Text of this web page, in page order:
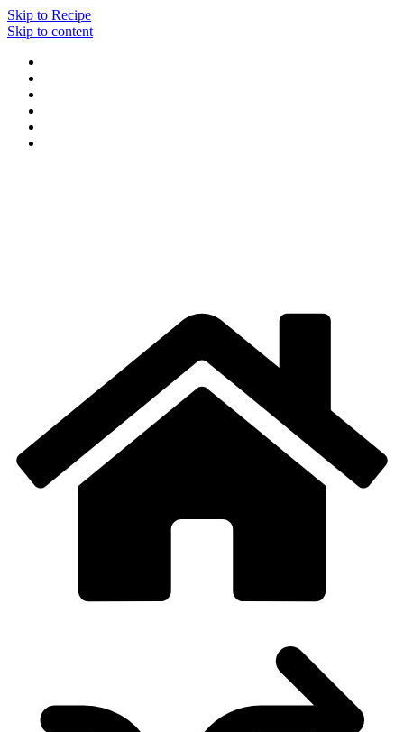
Skip to Recipe
Skip to content